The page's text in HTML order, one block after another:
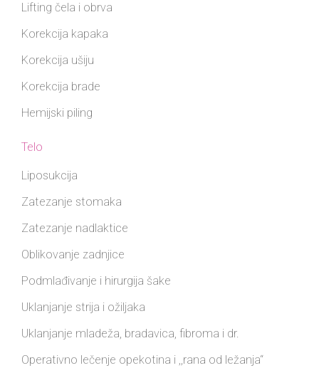
Lifting čela i obrva
Korekcija kapaka
Korekcija ušiju
Korekcija brade
Hemijski piling
Telo
Liposukcija
Zatezanje stomaka
Zatezanje nadlaktice
Oblikovanje zadnjice
Podmlađivanje i hirurgija šake
Uklanjanje strija i ožiljaka
Uklanjanje mladeža, bradavica, fibroma i dr.
Operativno lečenje opekotina i ,,rana od ležanja“